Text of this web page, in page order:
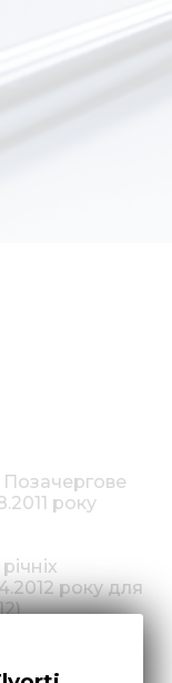
Медіа
року
року для
року для